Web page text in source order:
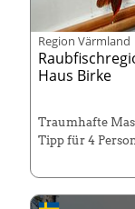
Region Värmland
Haus Birke
Traumhafte
Tipp für 4
Früh buchen!
leider nicht